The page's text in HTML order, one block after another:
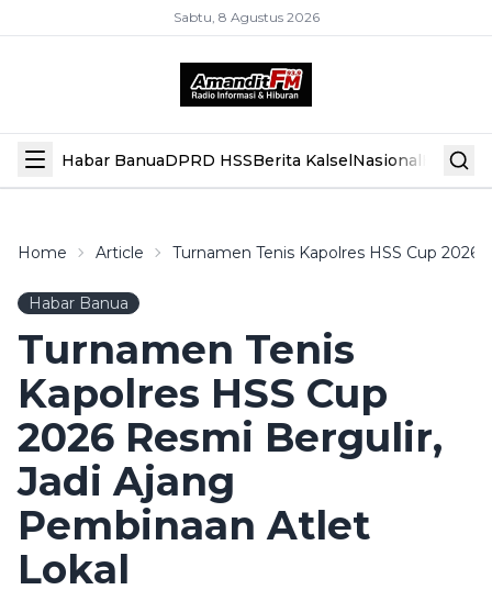
Sabtu, 8 Agustus 2026
Habar BanuaDPRD HSSBerita KalselNasional Hiburan
Home Article Turnamen Tenis Kapolres HSS Cup
Habar Banua
Turnamen Tenis
Kapolres HSS Cup
2026 Resmi Bergulir,
Jadi Ajang
Pembinaan Atlet
Lokal